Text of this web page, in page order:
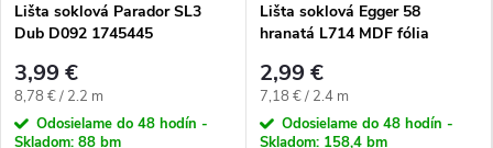
Lišta soklová Parador SL3
Dub D092 1745445
3,99 €
Jednotková cena:
8,78 € / 2.2 m
Odosielame do 48 hodín -
Skladom: 88 bm
Lišta soklová Egger 58
hranatá L714 MDF fólia
2,99 €
Jednotková cena:
7,18 € / 2.4 m
Odosielame do 48 hodín -
Skladom: 158,4 bm